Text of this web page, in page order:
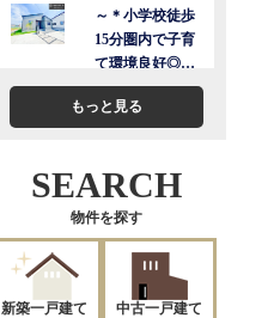
もっと見る
SEARCH
物件を探す
新築一戸建て 中古一戸建て